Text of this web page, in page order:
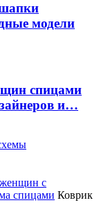
модели
спицами
и…
с
спицами Коврик